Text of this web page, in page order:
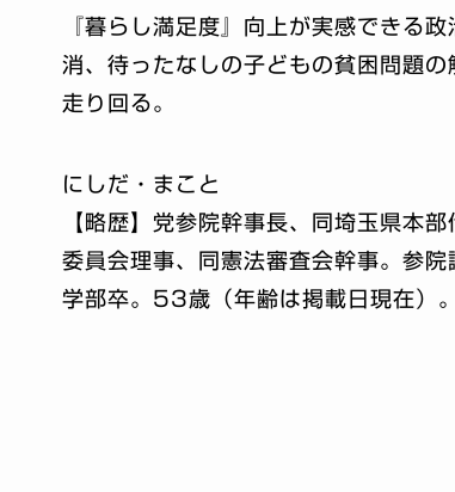
『暮らし満足度』向上が実感できる
消、待ったなしの子どもの貧困問題
走り回る。
にしだ・まこと
【略歴】党参院幹事長、同埼玉県本
委員会理事、同憲法審査会幹事。参
学部卒。53歳（年齢は掲載日現在）。